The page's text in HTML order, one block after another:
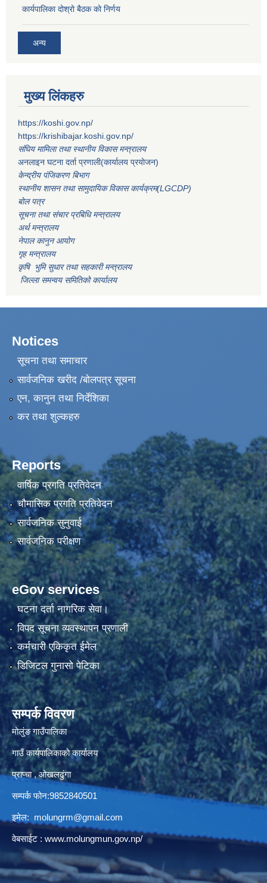
कार्यपालिका दोश्रो बैठक को निर्णय
अन्य
मुख्य लिंकहरु
https://koshi.gov.np/
https://krishibajar.koshi.gov.np/
संघिय मामिला तथा स्थानीय विकास मन्त्रालय
अनलाइन घटना दर्ता प्रणाली(कार्यालय प्रयोजन)
केन्द्रीय पंजिकरण बिभाग
स्थानीय शासन तथा सामुदायिक विकास कार्यक्रम(LGCDP)
बोल पत्र
सूचना तथा संचार प्रबिधि मन्त्रालय
अर्थ मन्त्रालय
नेपाल कानुन आयोग
गृह मन्त्रालय
कृषि भुमि सुधार तथा सहकारी मन्त्रालय
जिल्ला समन्वय समितिको कार्यालय
Notices
सूचना तथा समाचार
सार्वजनिक खरीद /बोलपत्र सूचना
एन, कानुन तथा निर्देशिका
कर तथा शुल्कहरु
Reports
वार्षिक प्रगति प्रतिवेदन
चौमासिक प्रगति प्रतिवेदन
सार्वजनिक सुनुवाई
सार्वजनिक परीक्षण
eGov services
घटना दर्ता नागरिक सेवा।
विपद सूचना व्यवस्थापन प्रणाली
कर्मचारी एकिकृत ईमेल
डिजिटल गुनासो पेटिका
सम्पर्क विवरण
मोलुंङ गाउँपालिका
गाउँ कार्यपालिकाको कार्यालय
प्राप्चा , ओखलढुंगा
सम्पर्क फोन:9852840501
इमेल: molungrm@gmail.com
वेबसाईट : www.molungmun.gov.np/